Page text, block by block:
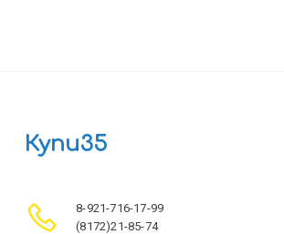
Купи35
8-921-716-17-99
(8172)21-85-74